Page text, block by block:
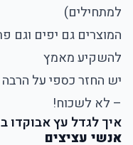
למתחילים)
המוצרים גם יפים וגם
להשקיע מאמץ
יש החזר כספי על
– לא לשכוח!
איך לגדל עץ אבוקדו
אנשי עציצים